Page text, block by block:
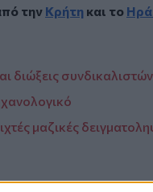
την Κρήτη και το
διώξεις
μαζικές